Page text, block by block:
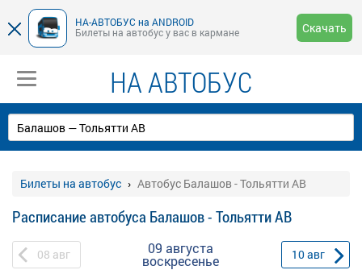
НА-АВТОБУС на ANDROID
Билеты на автобус у вас в кармане
Скачать
НА АВТОБУС
Билеты на автобус Автобус Балашов - Тольятти АВ
Расписание автобуса Балашов - Тольятти АВ
08 авг 09 августа
воскресенье 10авг